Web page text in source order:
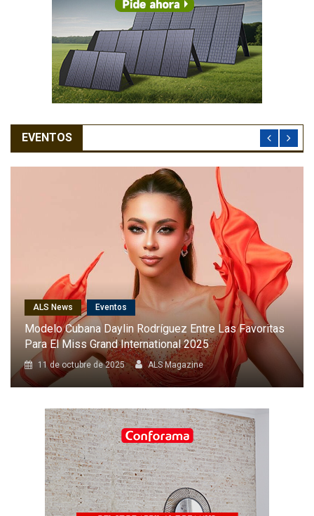
EVENTOS
ALS News Cantantes
Karol G Será La Primera Latina En Cantar En El Desfile
Anual De Victoria’s Secret
8 de octubre de 2025 ALS Magazine